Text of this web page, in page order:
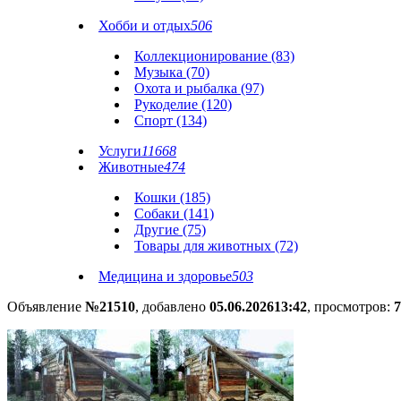
Хобби и отдых506
Коллекционирование (83)
Музыка (70)
Охота и рыбалка (97)
Рукоделие (120)
Спорт (134)
Услуги11668
Животные474
Кошки (185)
Собаки (141)
Другие (75)
Товары для животных (72)
Медицина и здоровье503
Объявление №21510, добавлено 05.06.202613:42, просмотров: